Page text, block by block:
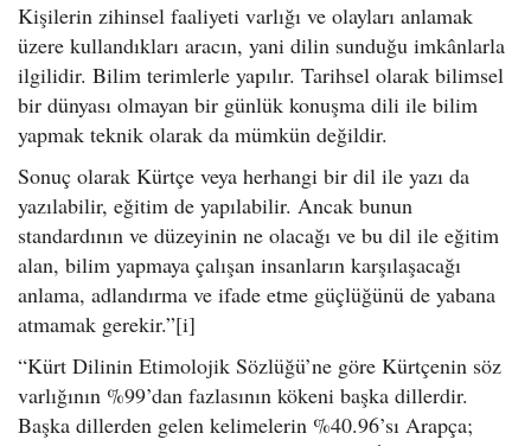
Kişilerin zihinsel faaliyeti varlığı ve olayları anlamak
üzere kullandıkları aracın, yani dilin sunduğu imkânlarla
ilgilidir. Bilim terimlerle yapılır. Tarihsel olarak bilimsel
bir dünyası olmayan bir günlük konuşma dili ile bilim
yapmak teknik olarak da mümkün değildir.
Sonuç olarak Kürtçe veya herhangi bir dil ile yazı da
yazılabilir, eğitim de yapılabilir. Ancak bunun
standardının ve düzeyinin ne olacağı ve bu dil ile eğitim
alan, bilim yapmaya çalışan insanların karşılaşacağı
anlama, adlandırma ve ifade etme güçlüğünü de yabana
atmamak gerekir.”[i]
“Kürt Dilinin Etimolojik Sözlüğü’ne göre Kürtçenin söz
varlığının %99’dan fazlasının kökeni başka dillerdir.
Başka dillerden gelen kelimelerin %40.96’sı Arapça;